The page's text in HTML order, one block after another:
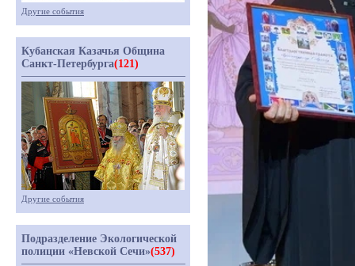
Другие события
Кубанская Казачья Община
Санкт-Петербурга(121)
Другие события
Подразделение Экологической
полиции «Невской Сечи»(537)